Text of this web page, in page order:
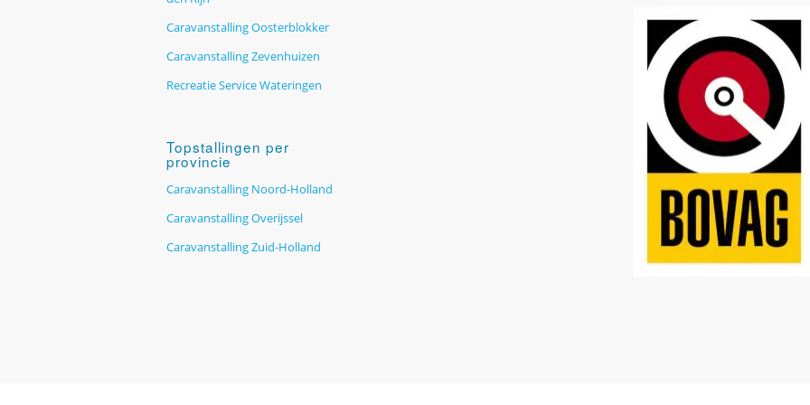
Caravanstalling Oosterblokker
Caravanstalling Zevenhuizen
Recreatie Service Wateringen
Topstallingen per
provincie
Caravanstalling Noord-Holland
Caravanstalling Overijssel
Caravanstalling Zuid-Holland